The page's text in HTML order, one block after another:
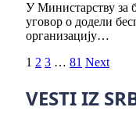
У Министарству за
уговор о додели
организацију…
1 2 3 … 81 Next
VESTI IZ